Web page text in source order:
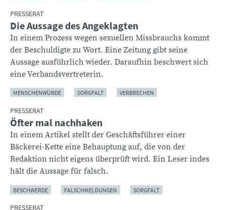
PRESSERAT
Die Aussage des Angeklagten
In einem Prozess wegen sexuellen Missbrauchs kommt
der Beschuldigte zu Wort. Eine Zeitung gibt seine
Aussage ausführlich wieder. Daraufhin beschwert sich
eine Verbandsvertreterin.
MENSCHENWÜRDE SORGFALT VERBRECHEN
PRESSERAT
Öfter mal nachhaken
In einem Artikel stellt der Geschäftsführer einer
Bäckerei-Kette eine Behauptung auf, die von der
Redaktion nicht eigens überprüft wird. Ein Leser indes
hält die Aussage für falsch.
BESCHWERDE FALSCHMELDUNGEN SORGFALT
PRESSERAT